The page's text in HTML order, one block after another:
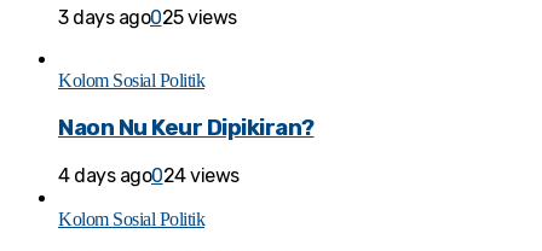
3 days ago025 views
Kolom Sosial Politik
Naon Nu Keur Dipikiran?
4 days ago024 views
Kolom Sosial Politik